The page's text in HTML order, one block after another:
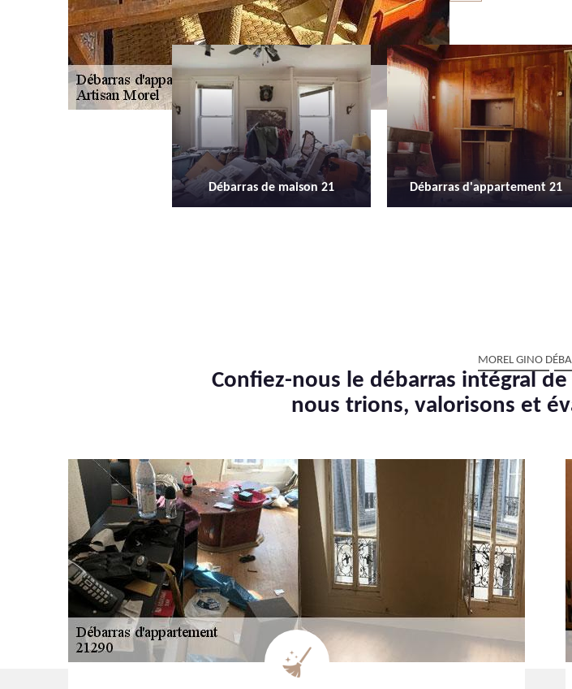
Débarras d'appartement 21 Débarras de grenier et cave 21
MOREL GINO
Confiez-nous le débarras intégral
nous trions, valorisons et